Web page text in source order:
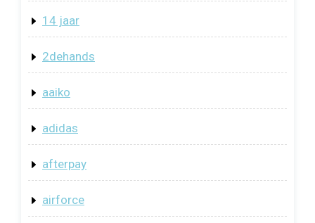
14 jaar
2dehands
aaiko
adidas
afterpay
airforce